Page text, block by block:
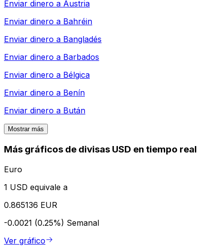
Enviar dinero a Austria
Enviar dinero a Bahréin
Enviar dinero a Bangladés
Enviar dinero a Barbados
Enviar dinero a Bélgica
Enviar dinero a Benín
Enviar dinero a Bután
Mostrar más
Más gráficos de divisas USD en tiempo real
Euro
1 USD equivale a
0.865136 EUR
-0.0021 (0.25%) Semanal
Ver gráfico